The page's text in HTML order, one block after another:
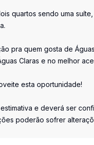
quartos sendo uma
pra quem gosta de
Claras e no melhor
esta oportunidade!
e deverá ser
poderão sofrer